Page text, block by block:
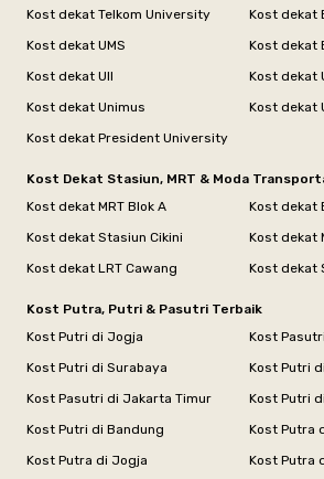
Kost dekat Telkom University
Kost dekat
Kost dekat UMS
Kost dekat
Kost dekat UII
Kost dekat
Kost dekat Unimus
Kost dekat
Kost dekat President University
Kost Dekat Stasiun, MRT & Moda
Kost dekat MRT Blok A
Kost dekat Stasiun Cikini
Kost dekat
Kost dekat LRT Cawang
Kost dekat
Kost Putra, Putri & Pasutri Terbaik
Kost Putri di Jogja
Kost
Kost Putri di Surabaya
Kost Putri
Kost Pasutri di Jakarta Timur
Kost Putri
Kost Putri di Bandung
Kost Putra
Kost Putra di Jogja
Kost Putra